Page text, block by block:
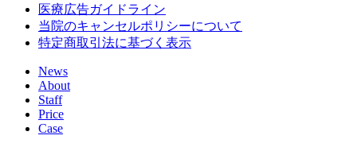
医療広告ガイドライン
当院のキャンセルポリシーについて
特定商取引法に基づく表示
News
About
Staff
Price
Case